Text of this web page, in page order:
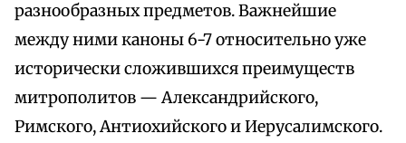
разнообразных предметов. Важнейшие
между ними каноны 6-7 относительно уже
исторически сложившихся преимуществ
митрополитов — Александрийского,
Римского, Антиохийского и Иерусалимского.